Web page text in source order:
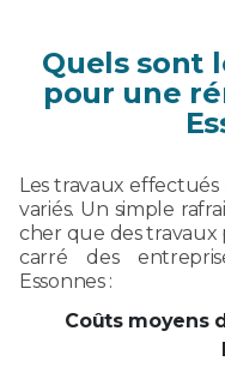
Quels sont
pour une
Les travaux
variés. Un simple
cher que des travaux
carré des
Essonnes :
Coûts moyens